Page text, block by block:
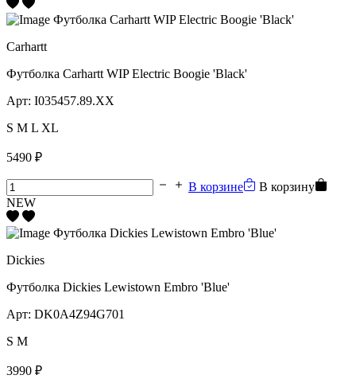
Carhartt
Футболка Carhartt WIP Electric Boogie 'Black'
Арт: I035457.89.XX
S M L XL
5490 ₽
В корзине
В корзину
NEW
Dickies
Футболка Dickies Lewistown Embro 'Blue'
Арт: DK0A4Z94G701
S M
3990 ₽